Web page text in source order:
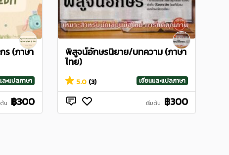
(ภาษา
ละแปลภาษา
ต้น ฿300
พิสูจน์อักษรนิยาย/บทความ (ภาษา
ไทย)
5.0 (3) เขียนและแปลภาษา
เริ่มต้น ฿300